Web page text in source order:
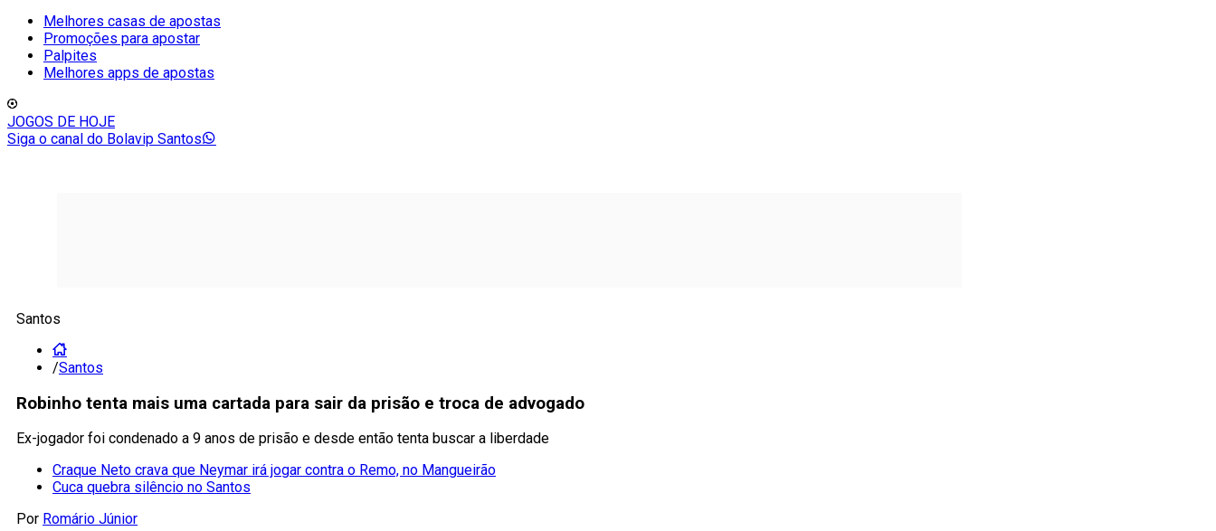
Melhores casas de apostas
Promoções para apostar
Palpites
Melhores apps de apostas
JOGOS DE HOJE
Siga o canal do Bolavip Santos
Santos
/Santos
Robinho tenta mais uma cartada para sair da prisão e troca de advogado
Ex-jogador foi condenado a 9 anos de prisão e desde então tenta buscar a liberdade
Craque Neto crava que Neymar irá jogar contra o Remo, no Mangueirão
Cuca quebra silêncio no Santos
Por Romário Júnior